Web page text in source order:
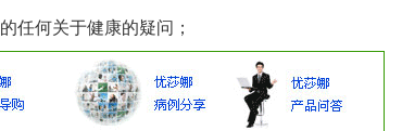
任何关于健康的疑问；